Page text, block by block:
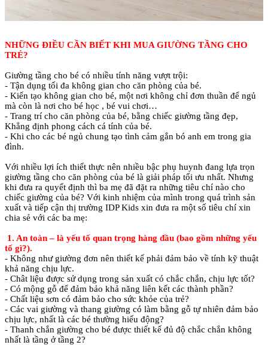
NHỮNG ĐIỀU CẦN BIẾT KHI MUA GIƯỜNG TẦNG CHO
TRẺ?
Giường tầng cho bé có nhiều tính năng vượt trội:
- Tận dụng tối đa không gian cho căn phòng của bé.
- Kiến tạo không gian cho bé, một nơi không chỉ đơn thuần để ngủ
mà còn là nơi cho bé học , bé vui chơi…
- Trang trí cho căn phòng của bé, bằng chiếc giường tầng đẹp,
Khẳng định phong cách cá tính của bé.
- Khi cho các bé ngủ chung tạo tình cảm gắn bó anh em trong gia
đình.
Với nhiều lợi ích thiết thực nên nhiều bậc phụ huynh đang lựa trọn
giường tầng cho căn phòng của bé là giải pháp tối ưu nhất. Nhưng
khi đưa ra quyết định thì ba mẹ đã đặt ra những tiêu chí nào cho
chiếc giường của bé? Với kinh nhiệm của mình trong quá trình sản
xuất và tiếp cận thị trường IDP Kids xin đưa ra một số tiêu chí xin
chia sẻ với các ba mẹ:
1. An toàn – là yếu tố quan trọng hàng đầu (bao gồm những yếu
tố gì?).
- Không như giường đơn nên thiết kế phải đảm bảo về tính kỹ thuật
khả năng chịu lực.
- Chât liệu được sử dụng trong sản xuất có chắc chắn, chịu lực tốt?
- Có mộng gỗ để đảm bảo khả năng liên kết các thành phần?
- Chất liệu sơn có đảm bảo cho sức khỏe của trẻ?
- Các vai giường và thang giường có làm bằng gỗ tự nhiên đảm bảo
chịu lực, nhất là các bé thường hiếu động?
- Thanh chắn giường cho bé được thiết kế đủ độ chắc chắn không
nhất là tầng ở tầng 2?